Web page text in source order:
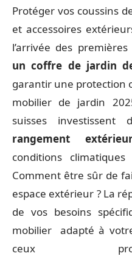
Protéger vos coussins
et accessoires
l’arrivée des premières
un coffre de jardin
garantir une protection
mobilier de jardin
suisses investissent
rangement
conditions
Comment être sûr de
espace extérieur ? La
de vos besoins
mobilier adapté à
ceux